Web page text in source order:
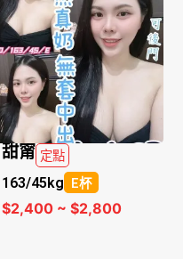
甜甯 定點
163/45kg E杯
$2,400 ~ $2,800